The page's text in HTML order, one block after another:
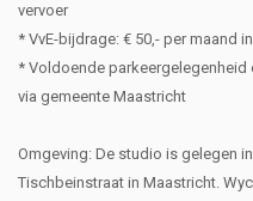
vervoer
* VvE-bijdrage: € 50,- per maand
* Voldoende
via gemeente Maastricht
Omgeving: De studio is gelegen
Tischbeinstraat in Maastricht.